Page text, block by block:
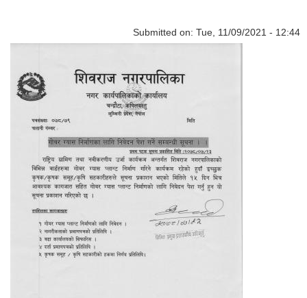
Submitted on: Tue, 11/09/2021 - 12:44